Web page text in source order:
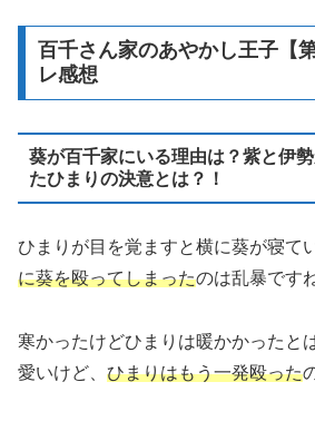
百千さん家のあやかし王子【
レ感想
葵が百千家にいる理由は？紫と伊
たひまりの決意とは？！
ひまりが目を覚ますと横に葵が寝て
に葵を殴ってしまったのは乱暴です
寒かったけどひまりは暖かかったと
愛いけど、 ひまりはもう一発殴った